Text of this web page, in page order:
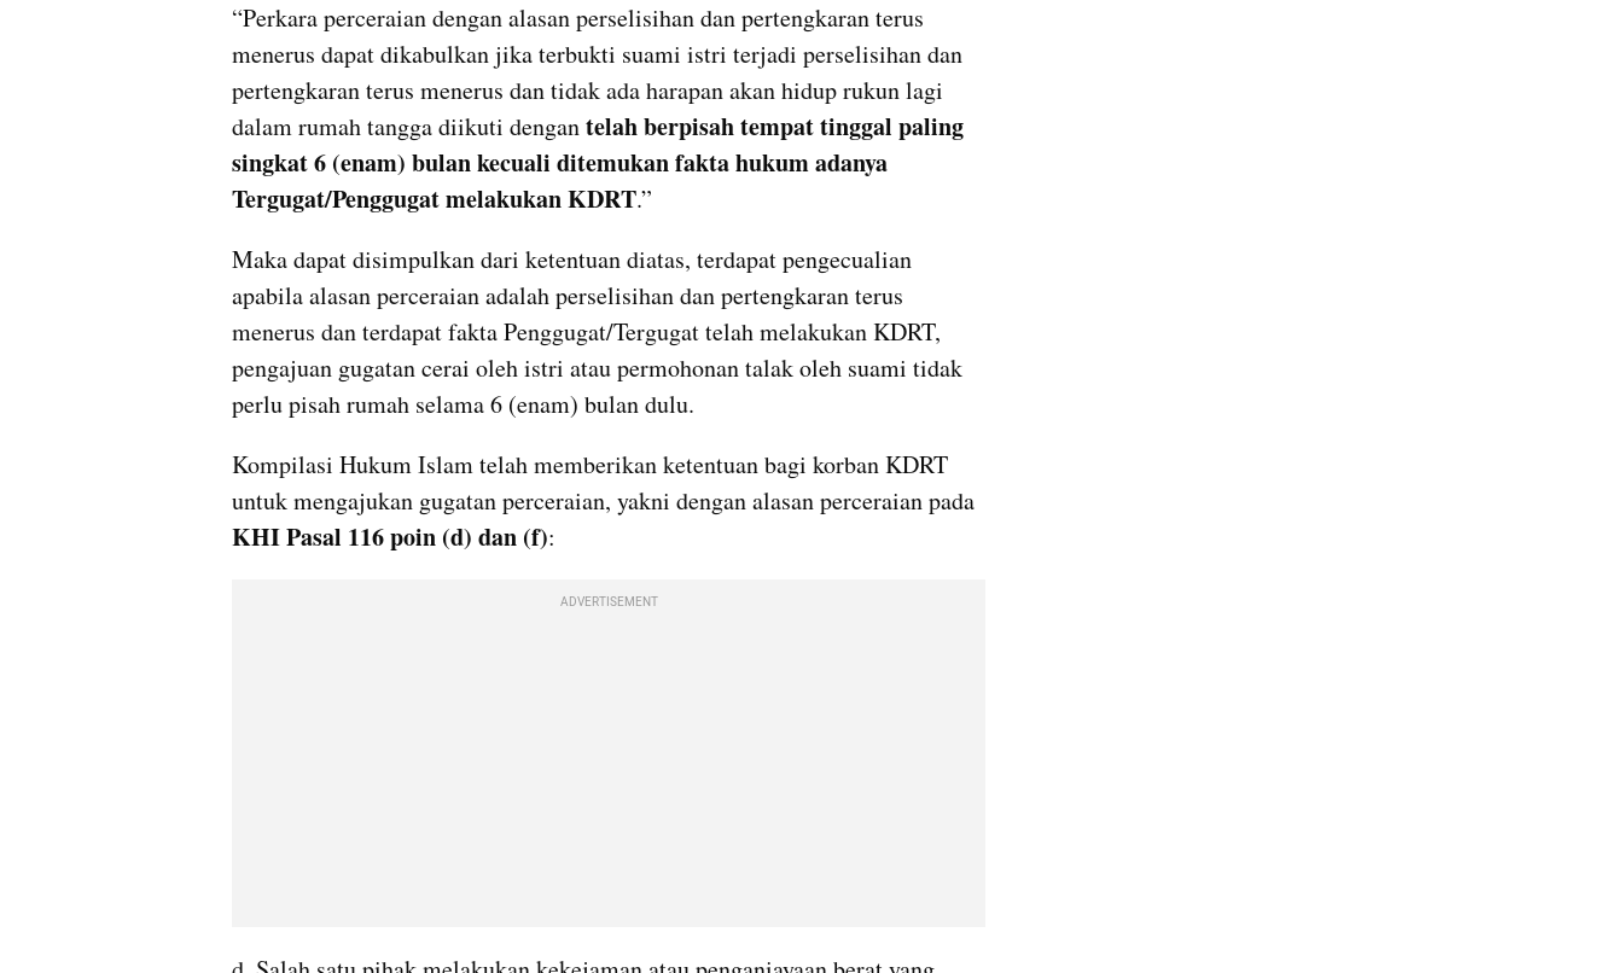
“Perkara perceraian dengan alasan perselisihan dan pertengkaran terus
menerus dapat dikabulkan jika terbukti suami istri terjadi perselisihan dan
pertengkaran terus menerus dan tidak ada harapan akan hidup rukun lagi
dalam rumah tangga diikuti dengan telah berpisah tempat tinggal paling
singkat 6 (enam) bulan kecuali ditemukan fakta hukum adanya
Tergugat/Penggugat melakukan KDRT.”
Maka dapat disimpulkan dari ketentuan diatas, terdapat pengecualian
apabila alasan perceraian adalah perselisihan dan pertengkaran terus
menerus dan terdapat fakta Penggugat/Tergugat telah melakukan KDRT,
pengajuan gugatan cerai oleh istri atau permohonan talak oleh suami tidak
perlu pisah rumah selama 6 (enam) bulan dulu.
Kompilasi Hukum Islam telah memberikan ketentuan bagi korban KDRT
KHI Pasal 116 poin (d) dan (f):
ADVERTISEMENT